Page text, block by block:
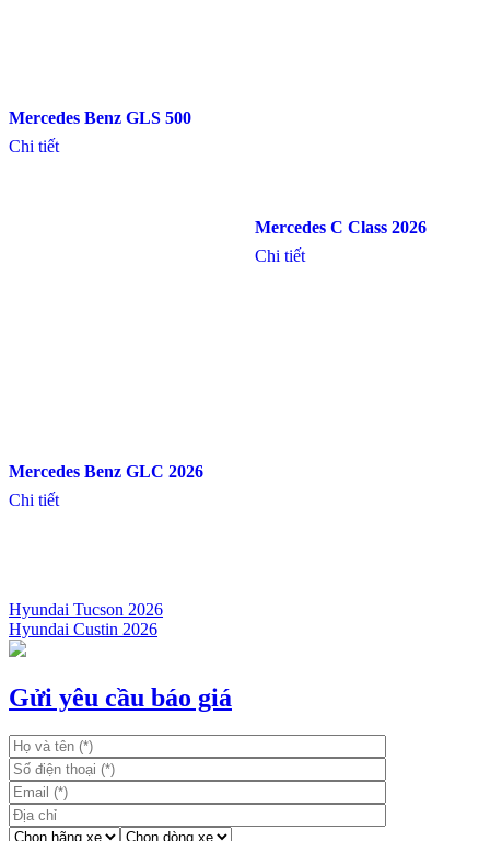
Mercedes Benz GLS 500
Chi tiết
Mercedes Benz GLC 2026
Chi tiết
Mercedes C Class 2026
Chi tiết
Điều
hướng
bài
Hyundai Tucson 2026
Hyundai Custin 2026
Gửi yêu cầu báo giá